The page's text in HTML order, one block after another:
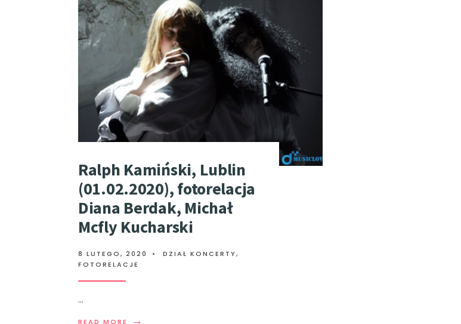
Ralph Kamiński, Lublin
(01.02.2020), fotorelacja
Diana Berdak, Michał
Mcfly Kucharski
8 LUTEGO, 2020 • DZIAŁ KONCERTY,
FOTORELACJE
...
READ MORE →